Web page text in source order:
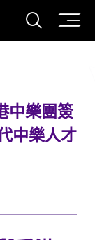
打開
中樂團簽
中樂人才